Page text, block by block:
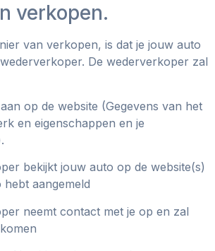
verkopen.
van verkopen, is dat je jouw auto
De wederverkoper zal
op de website (Gegevens van het
en eigenschappen en je
bekijkt jouw auto op de website(s)
aangemeld
neemt contact met je op en zal